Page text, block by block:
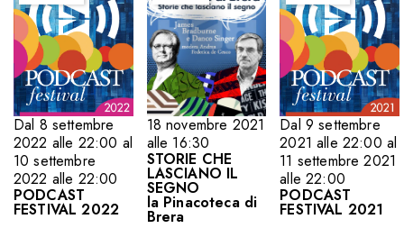
Dal 8 settembre
2022 alle 22:00 al
10 settembre
2022 alle 22:00
PODCAST
FESTIVAL 2022
18 novembre 2021
alle 16:30
STORIE CHE
LASCIANO IL
SEGNO
la Pinacoteca di
Brera
Dal 9 settembre
2021 alle 22:00 al
11 settembre 2021
alle 22:00
PODCAST
FESTIVAL 2021